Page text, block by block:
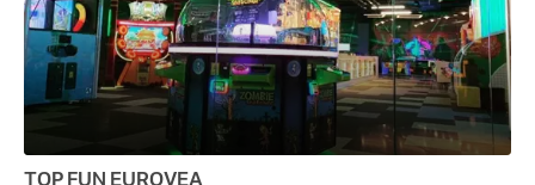
TOP FUN EUROVEA